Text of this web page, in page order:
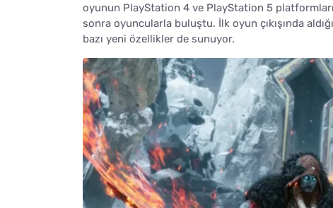
oyunun PlayStation 4 ve PlayStation 5
sonra oyuncularla buluştu. İlk oyun çıkışında
bazı yeni özellikler de sunuyor.